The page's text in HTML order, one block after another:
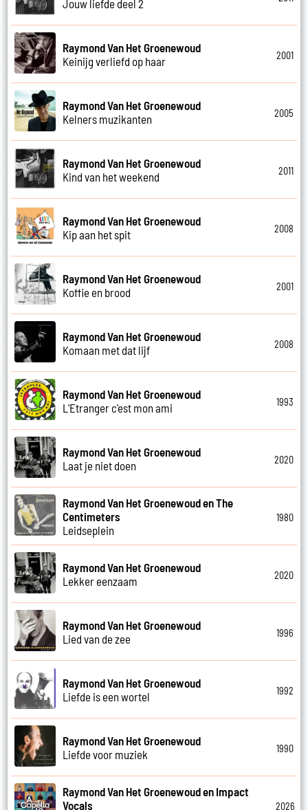
Jouw liefde deel 2
Raymond Van Het Groenewoud
Keinijg verliefd op haar
2001
Raymond Van Het Groenewoud
Kelners muzikanten
2005
Raymond Van Het Groenewoud
Kind van het weekend
2011
Raymond Van Het Groenewoud
Kip aan het spit
2008
Raymond Van Het Groenewoud
Koffie en brood
2001
Raymond Van Het Groenewoud
Komaan met dat lijf
2008
Raymond Van Het Groenewoud
L'Etranger c'est mon ami
1993
Raymond Van Het Groenewoud
Laat je niet doen
2020
Raymond Van Het Groenewoud en The
Centimeters
Leidseplein
1980
Raymond Van Het Groenewoud
Lekker eenzaam
2020
Raymond Van Het Groenewoud
Lied van de zee
1996
Raymond Van Het Groenewoud
Liefde is een wortel
1992
Raymond Van Het Groenewoud
Liefde voor muziek
1990
Raymond Van Het Groenewoud en Impact
Vocals
2026